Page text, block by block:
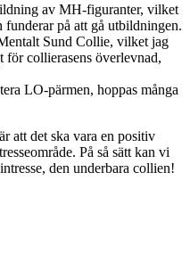
av MH-figuranter, vilket
funderar på att gå utbildningen.
Sund Collie, vilket jag
collierasens överlevnad,
LO-pärmen, hoppas många
att det ska vara en positiv
På så sätt kan vi
den underbara collien!